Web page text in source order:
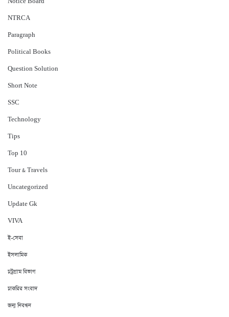
NTRCA
Paragraph
Political Books
Question Solution
Short Note
‍SSC
Technology
Tips
Top 10
Tour & Travels
Uncategorized
Update Gk
VIVA
ই-সেবা
ইসলামিক
চট্রগ্রাম বিভাগ
চাকরির সংবাদ
জন্ম নিবন্ধন